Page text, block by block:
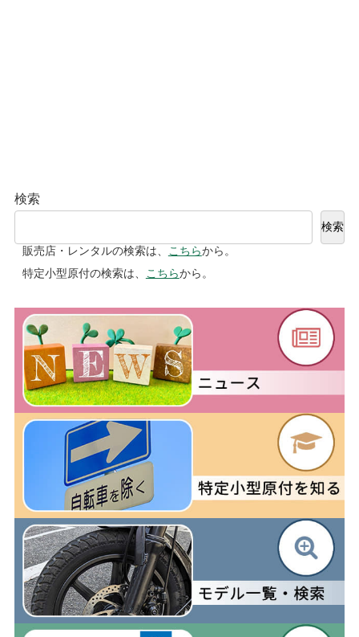
検索
検索
販売店・レンタルの検索は、
こちらから。
特定小型原付の検索は、
こちらから。